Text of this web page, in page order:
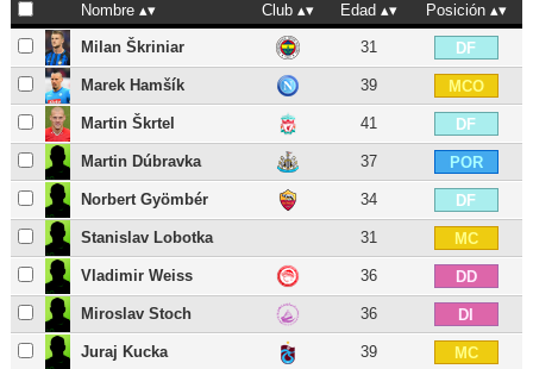
Nombre Club Edad Posición
Milan Škriniar 31 DF
Marek Hamšík 39 MCO
Martin Škrtel 41 DF
Martin Dúbravka 37 POR
Norbert Gyömbér 34 DF
Stanislav Lobotka 31 MC
Vladimir Weiss 36 DD
Miroslav Stoch 36 DI
Juraj Kucka 39 MC